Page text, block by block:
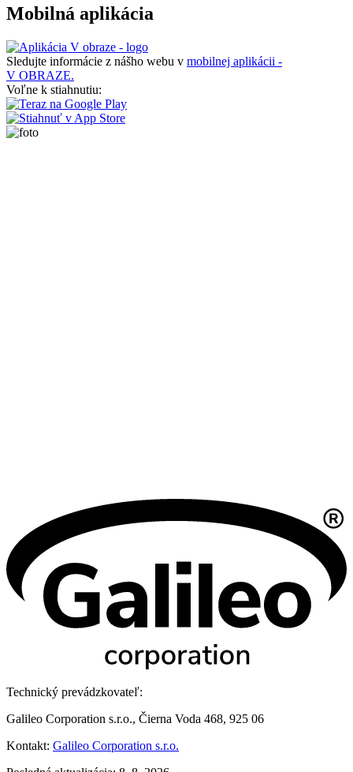
Mobilná aplikácia
Sledujte informácie z nášho webu v mobilnej aplikácii -
V OBRAZE.
Voľne k stiahnutiu:
Technický prevádzkovateľ:
Galileo Corporation s.r.o., Čierna Voda 468, 925 06
Kontakt: Galileo Corporation s.r.o.